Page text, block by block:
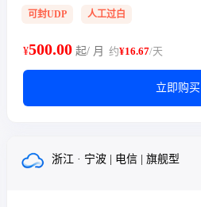
可封UDP 人工过白
¥500.00 起/ 月 约¥16.67/天
立即购买
浙江 · 宁波 | 电信 | 旗舰型